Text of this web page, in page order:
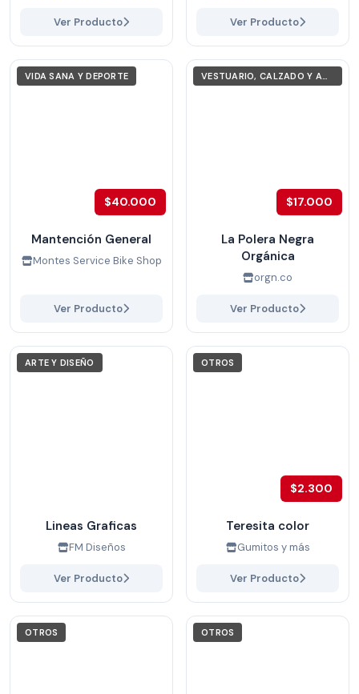
Ver Producto Ver Producto
VIDA SANA Y DEPORTE
$40.000
Mantención General
Montes Service Bike Shop
Ver Producto
VESTUARIO, CALZADO Y ACCESORIOS
$17.000
La Polera Negra
Orgánica
orgn.co
Ver Producto
ARTE Y DISEÑO
Lineas Graficas
FM Diseños
Ver Producto
OTROS
$2.300
Teresita color
Gumitos y más
Ver Producto
OTROS OTROS